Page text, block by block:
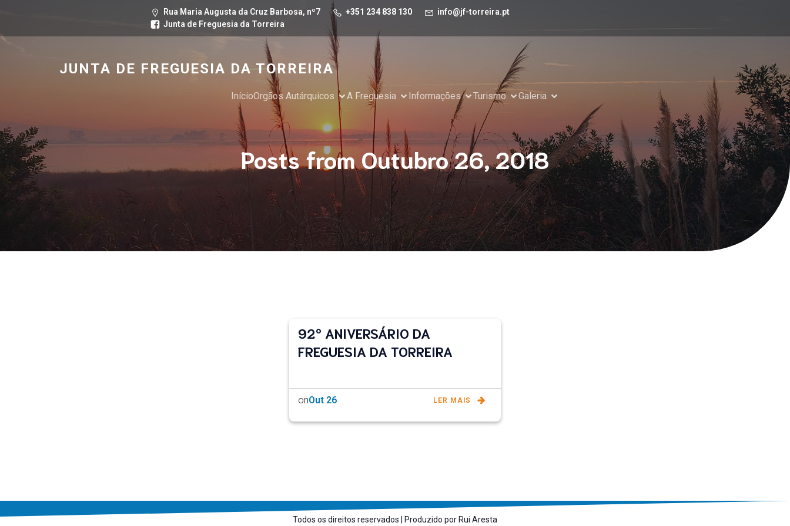
Rua Maria Augusta da Cruz Barbosa, nº7 +351 234 838 130
info@jf-torreira.pt
Junta de Freguesia da Torreira
JUNTA DE FREGUESIA DA TORREIRA
InícioOrgãos Autárquicos A Freguesia Informações Turismo Galeria
Posts from Outubro 26, 2018
92º ANIVERSÁRIO DA
FREGUESIA DA TORREIRA
onOut 26 LER MAIS
Todos os direitos reservados | Produzido por Rui Aresta